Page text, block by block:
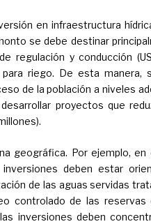
en infraestructura
se debe destinar
regulación y conducción
riego. De esta manera,
de la población a niveles
proyectos que
geográfica. Por ejemplo, en
deben estar
de las aguas servidas
controlado de las reservas
inversiones deben